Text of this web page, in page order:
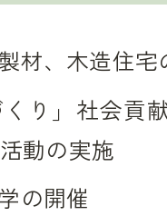
材、木造住宅
くり」社会貢
動の実施
の開催